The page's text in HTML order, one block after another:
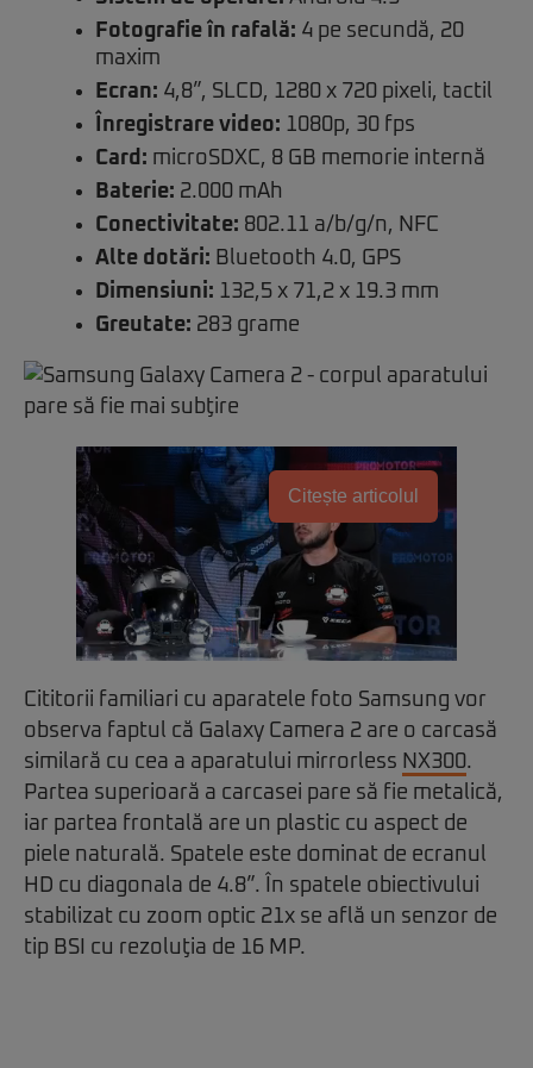
Fotografie în rafală: 4 pe secundă, 20
maxim
Ecran: 4,8”, SLCD, 1280 x 720 pixeli, tactil
Înregistrare video: 1080p, 30 fps
Card: microSDXC, 8 GB memorie internă
Baterie: 2.000 mAh
Conectivitate: 802.11 a/b/g/n, NFC
Alte dotări: Bluetooth 4.0, GPS
Dimensiuni: 132,5 x 71,2 x 19.3 mm
Greutate: 283 grame
Citește articolul
Cititorii familiari cu aparatele foto Samsung vor
observa faptul că Galaxy Camera 2 are o carcasă
similară cu cea a aparatului mirrorless NX300.
Partea superioară a carcasei pare să fie metalică,
iar partea frontală are un plastic cu aspect de
piele naturală. Spatele este dominat de ecranul
HD cu diagonala de 4.8”. În spatele obiectivului
stabilizat cu zoom optic 21x se află un senzor de
tip BSI cu rezoluţia de 16 MP.